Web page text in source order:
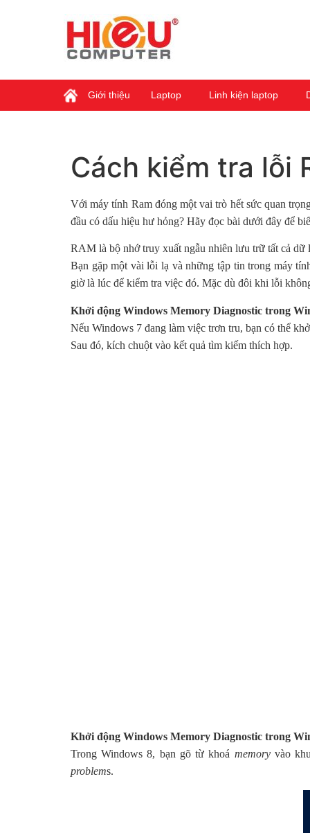
Giới thiệu Laptop Linh kiện laptop
Cách kiểm tra lỗi
Với máy tính Ram đóng một vai trò hết sức quan
đầu có dấu hiệu hư hỏng? Hãy đọc bài dưới đây để
RAM là bộ nhớ truy xuất ngẫu nhiên lưu trữ tất cả
Bạn gặp một vài lỗi lạ và những tập tin trong máy
giờ là lúc để kiểm tra việc đó. Mặc dù đôi khi lỗi
Khởi động Windows Memory Diagnostic trong
Nếu Windows 7 đang làm việc trơn tru, bạn có thể
Sau đó, kích chuột vào kết quả tìm kiếm thích hợp.
Khởi động Windows Memory Diagnostic trong
Trong Windows 8, bạn gõ từ khoá memoryvào
problems.